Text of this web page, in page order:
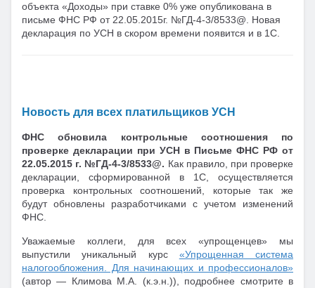
объекта «Доходы» при ставке 0% уже опубликована в
письме ФНС РФ от 22.05.2015г. №ГД-4-3/8533@. Новая
декларация по УСН в скором времени появится и в 1С.
Новость для всех платильщиков УСН
ФНС обновила контрольные соотношения по
проверке декларации при УСН в Письме ФНС РФ от
22.05.2015 г. №ГД-4-3/8533@. Как правило, при проверке
декларации, сформированной в 1С, осуществляется
проверка контрольных соотношений, которые так же
будут обновлены разработчиками с учетом изменений
ФНС.
Уважаемые коллеги, для всех «упрощенцев» мы
выпустили уникальный курс «Упрощенная система
налогообложения. Для начинающих и профессионалов»
(автор — Климова М.А. (к.э.н.)), подробнее смотрите в